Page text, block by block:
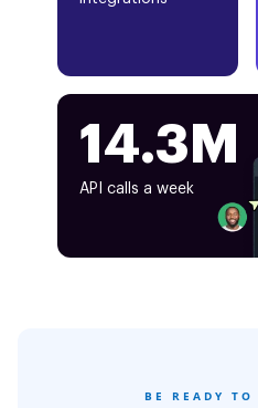
14.3M
API calls a week
BE READY TO